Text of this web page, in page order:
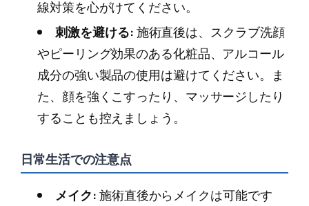
線対策を心がけてください。
刺激を避ける:施術直後は、スクラブ洗顔
やピーリング効果のある化粧品、アルコール
成分の強い製品の使用は避けてください。ま
た、顔を強くこすったり、マッサージしたり
することも控えましょう。
日常生活での注意点
メイク:施術直後からメイクは可能です